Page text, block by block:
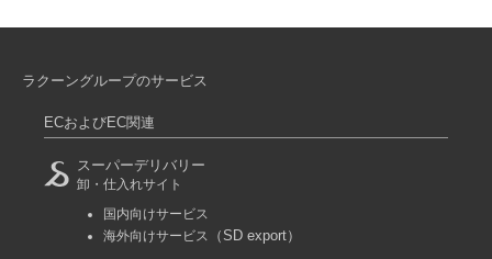
ラクーングループのサービス
ECおよびEC関連
スーパーデリバリー
卸・仕入れサイト
国内向けサービス
海外向けサービス
（SD export）